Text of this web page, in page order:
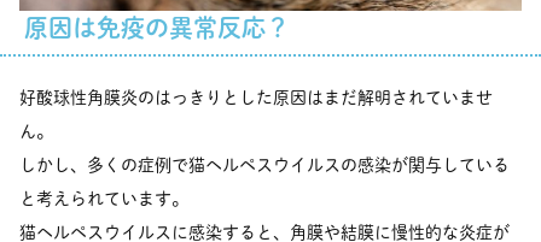
原因は免疫の異常反応？
好酸球性角膜炎のはっきりとした原因はまだ解明されていませ
ん。
しかし、多くの症例で猫ヘルペスウイルスの感染が関与している
と考えられています。
猫ヘルペスウイルスに感染すると、角膜や結膜に慢性的な炎症が